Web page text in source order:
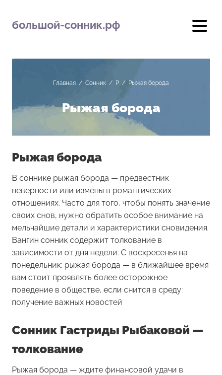
большой-сонник.рф
Главная / Сонник / Р / Рыжая борода
Рыжая борода
Рыжая борода
В соннике рыжая борода — предвестник
неверности или измены в романтических
отношениях. Часто для того, чтобы понять значение
своих снов, нужно обратить особое внимание на
мельчайшие детали и характеристики сновидения.
Вангин сонник содержит толкование в
зависимости от дня недели. С воскресенья на
понедельник: рыжая борода — в ближайшее время
вам стоит проявлять более осторожное
поведение в обществе, если снится в среду:
получение важных новостей
Сонник Гастриды Рыбаковой —
толкование
Рыжая борода — ждите финансовой удачи в